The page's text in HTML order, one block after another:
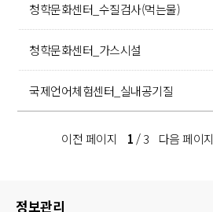
청학문화센터_수질검사(먹는물)
청학문화센터_가스시설
국제언어체험센터_실내공기질
이전 페이지 1 / 3 다음 페이지
정보관리